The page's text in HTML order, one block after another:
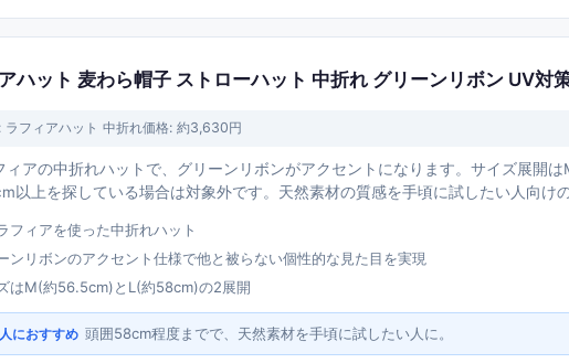
ハット 麦わら帽子 ストローハット 中折れ グリーンリボン UV対
ラフィアハット 中折れ価格: 約3,630円
ィアの中折れハットで、グリーンリボンがアクセントになります。サイズ展開
以上を探している場合は対象外です。天然素材の質感を手頃に試したい人向けの
フィアを使った中折れハット
ンリボンのアクセント仕様で他と被らない個性的な見た目を実現
はM(約56.5cm)とL(約58cm)の2展開
におすすめ 頭囲58cm程度までで、天然素材を手頃に試したい人に。